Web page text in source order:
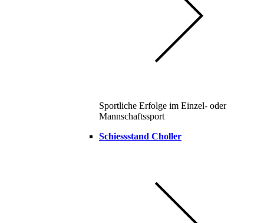
Sportliche Erfolge im Einzel- oder
Mannschaftssport
Schiessstand Choller